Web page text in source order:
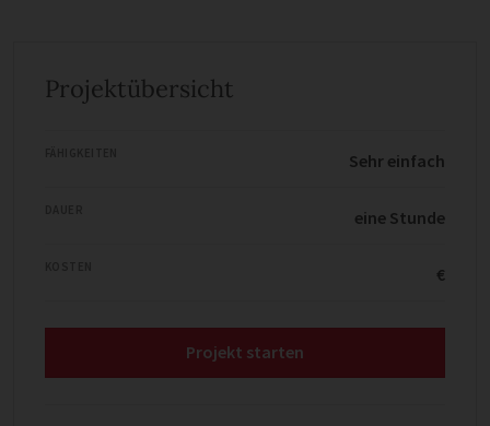
Projektübersicht
Sehr einfach
eine Stunde
€
Projekt starten